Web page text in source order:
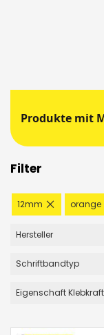
Produkte mit
Filter
12mm
Diesen
Artikel
orange
Hersteller
Schriftbandtyp
Eigenschaft Klebkraft